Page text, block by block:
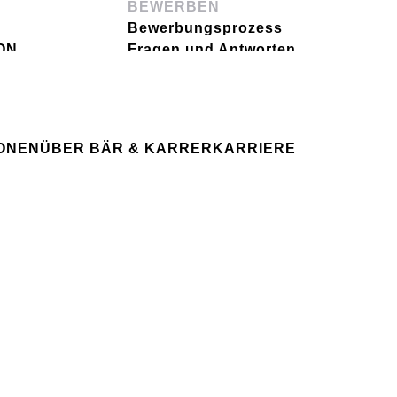
ÜBER BÄR & KARRER KARRIERE
BEWERBEN
Bewerbungsprozess
Fragen und Antworten